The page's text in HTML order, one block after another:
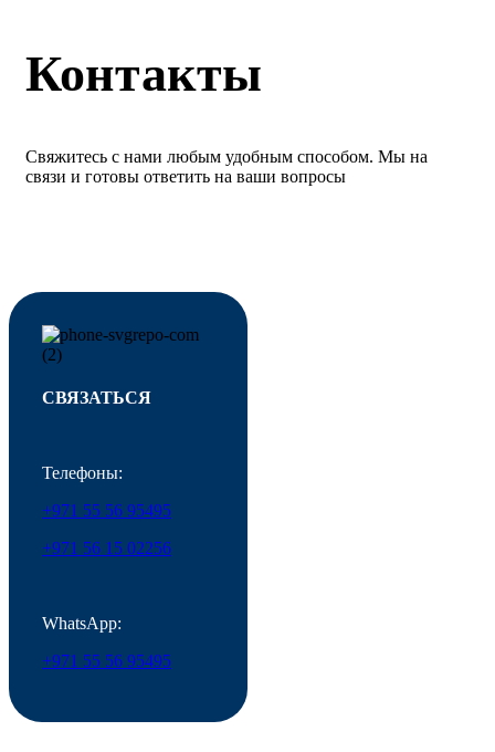
Контакты
Свяжитесь с нами любым удобным способом. Мы на
связи и готовы ответить на ваши вопросы
СВЯЗАТЬСЯ
Телефоны:
+971 55 56 95495
+971 56 15 02256
WhatsApp:
+971 55 56 95495